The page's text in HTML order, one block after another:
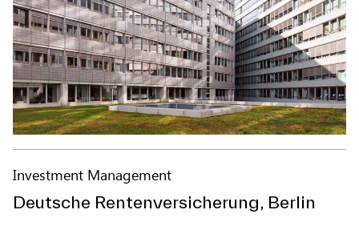
Investment Management
Deutsche Rentenversicherung, Berlin